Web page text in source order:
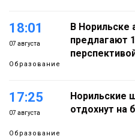
18:01
07 августа
Образование
В Норильске
предлагают
17:25
07 августа
Образование
Норильские
отдохнут на